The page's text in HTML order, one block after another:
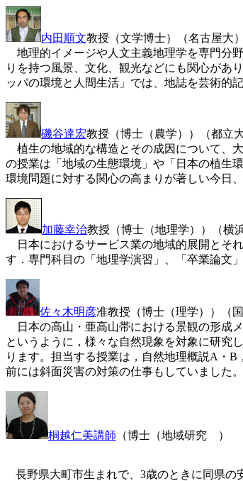
内田順文教授（文学博士）（名古屋大
地理的イメージや人文主義地理学を専門分
りを持つ風景、文化、観光などにも関心があ
ッパの環境と人間生活」では、地誌を芸術的
磯谷達宏教授（博士（農学））（都立
植生の地域的な構造とその成因について、
の授業は「地域の生態環境」や「日本の植生
環境問題に対する関心の高まりが著しい今日
加藤幸治教授（博士（地理学））（横
日本におけるサービス業の地域的展開とそ
す．専門科目の「地理学演習」、「卒業論文
佐々木明彦准教授（博士（理学））（
日本の高山・亜高山帯における景観の形成
というように，様々な自然現象を対象に研究
ります。担当する授業は，自然地理概説A・
前には斜面災害の対策の仕事もしていました
桐越仁美講師 （博士（地域研究 ）
長野県大町市生まれで、3歳のときに同県